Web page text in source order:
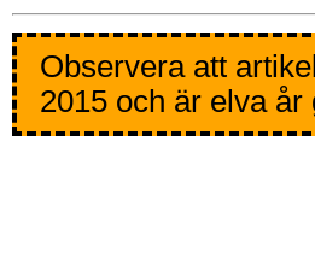
Observera att
2015 och är elva år